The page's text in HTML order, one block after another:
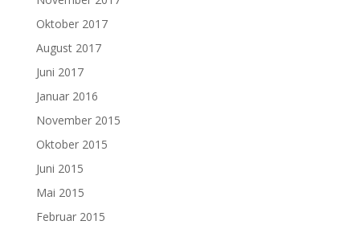
Oktober 2017
August 2017
Juni 2017
Januar 2016
November 2015
Oktober 2015
Juni 2015
Mai 2015
Februar 2015